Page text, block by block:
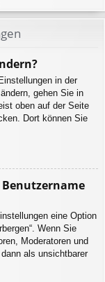
in der
gehen Sie in
oben auf der Seite
Dort können Sie
eine Option
Wenn Sie
Moderatoren und
als unsichtbarer